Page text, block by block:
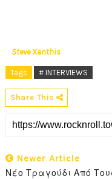
Steve Xanthis
Tags # INTERVIEWS
Share This
Newer Article
Νέο Τραγούδι Από